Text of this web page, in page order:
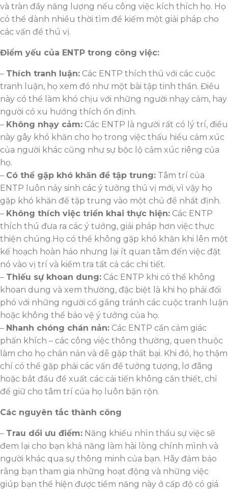
và tràn đầy năng lượng nếu công việc kích thích họ. Họ
có thể dành nhiều thời tìm để kiếm một giải pháp cho
các vấn đề thú vị.
Điểm yếu của ENTP trong công việc:
– Thích tranh luận: Các ENTP thích thú với các cuộc
tranh luận, họ xem đó như một bài tập tinh thần. Điều
này có thể làm khó chịu với những người nhạy cảm, hay
người có xu hướng thích ổn định.
– Không nhạy cảm: Các ENTP là người rất có lý trí, điều
này gây khó khăn cho họ trong việc thấu hiểu cảm xúc
của người khác cũng như sự bộc lộ cảm xúc riêng của
họ.
– Có thể gặp khó khăn để tập trung: Tâm trí của
ENTP luôn nảy sinh các ý tưởng thú vị mới, vì vậy họ
gặp khó khăn để tập trung vào một chủ đề nhất định.
– Không thích việc triển khai thực hiện: Các ENTP
thích thú đưa ra các ý tưởng, giải pháp hơn việc thực
thiện chúng.Họ có thể không gặp khó khăn khi lên một
kế hoạch hoàn hảo nhưng lại ít quan tâm đến việc đặt
nó vào vị trí và kiểm tra tất cả các chi tiết.
– Thiếu sự khoan dung: Các ENTP khi có thể không
khoan dung và xem thường, đặc biệt là khi họ phải đối
phó với những người cố gắng tránh các cuộc tranh luận
hoặc không thể bảo vệ ý tưởng của họ.
– Nhanh chóng chán nản: Các ENTP cần cảm giác
phấn khích – các công việc thông thường, quen thuộc
làm cho họ chán nản và dễ gặp thất bại. Khi đó, họ thậm
chí có thể gặp phải các vấn đề tưởng tượng, lơ đãng
hoặc bắt đầu đề xuất các cải tiến không cần thiết, chỉ
để giữ cho tâm trí của họ luôn bận rộn.
Các nguyên tắc thành công
– Trau dồi ưu điểm: Năng khiếu nhìn thấu sự việc sẽ
đem lại cho bạn khả năng làm hài lòng chính mình và
người khác qua sự thông minh của bạn. Hãy đảm bảo
rằng bạn tham gia những hoạt động và những việc
giúp bạn thể hiện được tiềm năng này ở cấp độ có giá